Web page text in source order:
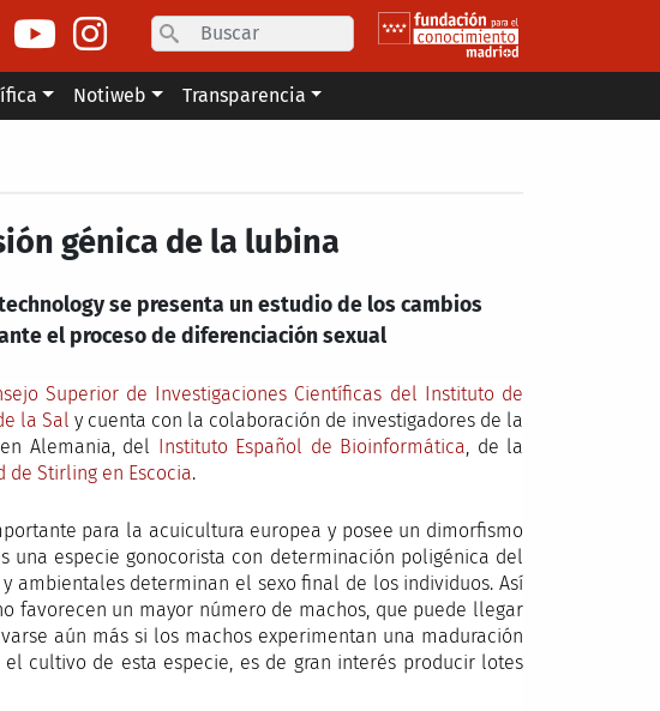
Search
Notiweb Transparencia
génica de la lubina
se presenta un estudio de los cambios
el proceso de diferenciación sexual
Superior de Investigaciones Científicas del Instituto de
la Sal y cuenta con la colaboración de investigadores de la
Alemania, del Instituto Español de Bioinformática, de la
de Stirling en Escocia.
para la acuicultura europea y posee un dimorfismo
una especie gonocorista con determinación poligénica del
ambientales determinan el sexo final de los individuos. Así
favorecen un mayor número de machos, que puede llegar
aún más si los machos experimentan una maduración
cultivo de esta especie, es de gran interés producir lotes